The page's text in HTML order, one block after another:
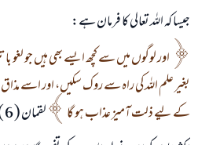
جيسا كہ اللہ تعالى كا فرمان ہے:
اور لوگوں ميں سے كچھ ايسے بھى ہيں جو لغو
بغير علم اللہ كى راہ سے روك سكيں، اور اسے
كے ليے ذلت آميز عذاب ہو گا
لقمان ( 6 ).